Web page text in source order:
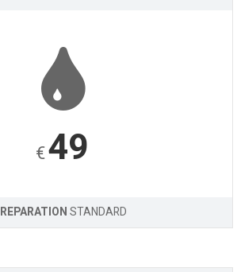
€49
REPARATIONSTANDARD